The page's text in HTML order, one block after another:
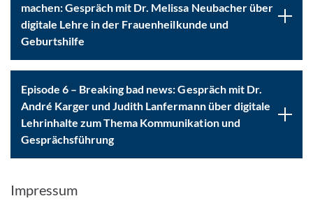
machen: Gespräch mit Dr. Melissa Neubacher über
digitale Lehre in der Frauenheilkunde und
Geburtshilfe
Episode 6 – Breaking bad news: Gespräch mit Dr.
André Karger und Judith Lanfermann über digitale
Lehrinhalte zum Thema Kommunikation und
Gesprächsführung
Impressum